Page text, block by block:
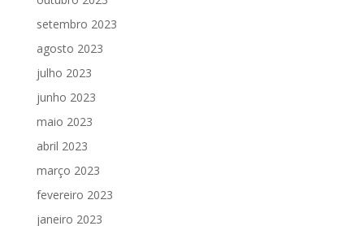
setembro 2023
agosto 2023
julho 2023
junho 2023
maio 2023
abril 2023
março 2023
fevereiro 2023
janeiro 2023